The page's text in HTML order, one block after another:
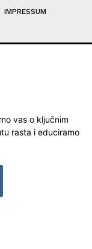
IMPRESSUM
vas o ključnim
rasta i educiramo